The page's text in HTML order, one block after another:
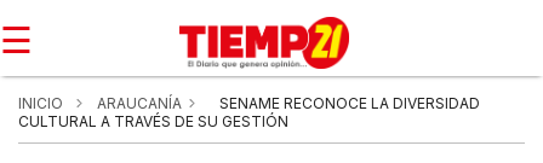
☰
INICIO ARAUCANÍA
SENAME RECONOCE LA DIVERSIDAD
CULTURAL A TRAVÉS DE SU GESTIÓN